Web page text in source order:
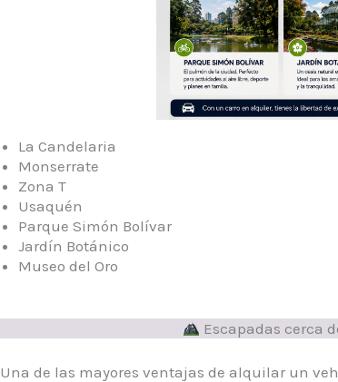
La Candelaria
Monserrate
Zona T
Usaquén
Parque Simón Bolívar
Jardín Botánico
Museo del Oro
Escapadas cerca
Una de las mayores ventajas de alquilar un